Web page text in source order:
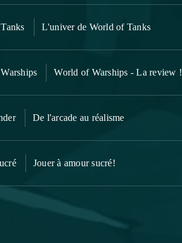
L'univer de World of Tanks
World of Warships - La review !
De l'arcade au réalisme
Jouer à amour sucré!